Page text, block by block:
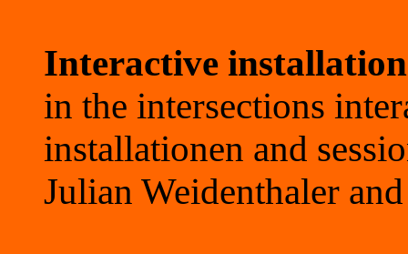
Interactive
in the intersections
installationen and
Julian Weidenthaler